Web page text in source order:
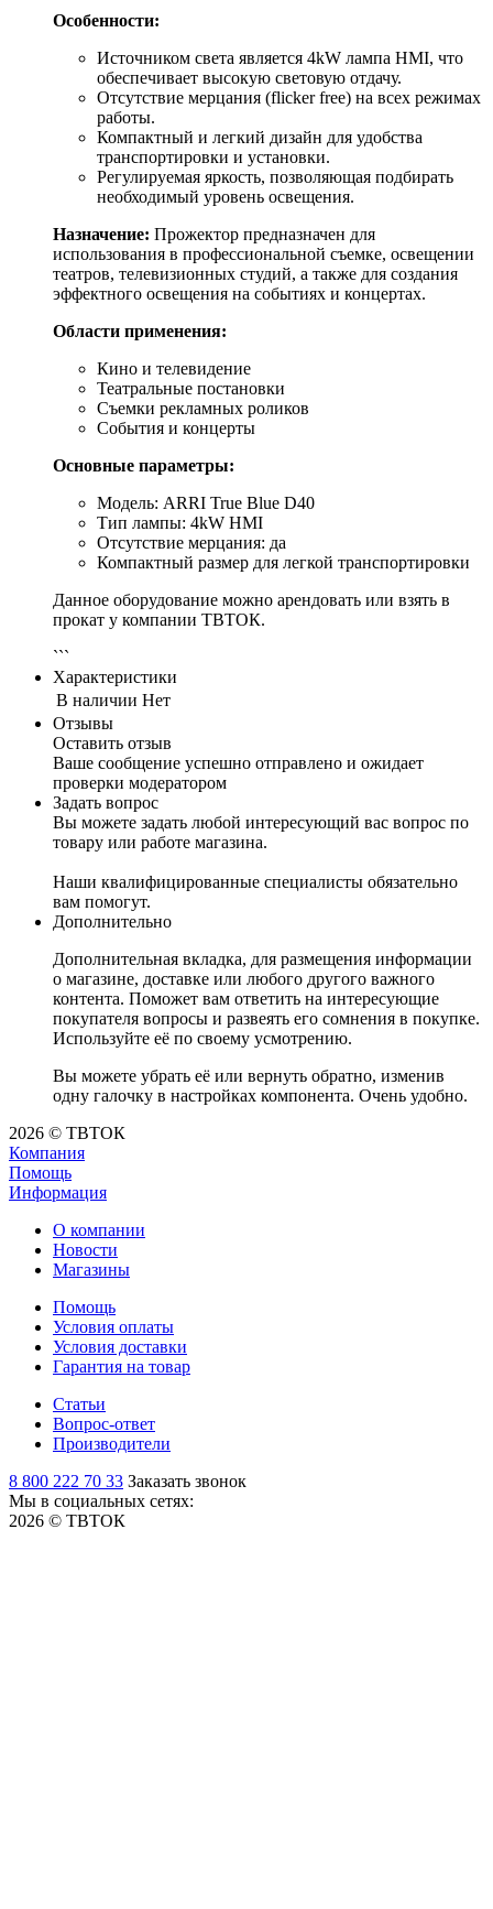
Особенности:
Источником света является 4kW лампа HMI, что
обеспечивает высокую световую отдачу.
Отсутствие мерцания (flicker free) на всех режимах
работы.
Компактный и легкий дизайн для удобства
транспортировки и установки.
Регулируемая яркость, позволяющая подбирать
необходимый уровень освещения.
Назначение: Прожектор предназначен для
использования в профессиональной съемке, освещении
театров, телевизионных студий, а также для создания
эффектного освещения на событиях и концертах.
Области применения:
Кино и телевидение
Театральные постановки
Съемки рекламных роликов
События и концерты
Основные параметры:
Модель: ARRI True Blue D40
Тип лампы: 4kW HMI
Отсутствие мерцания: да
Компактный размер для легкой транспортировки
Данное оборудование можно арендовать или взять в
прокат у компании ТВТОК.
```
Характеристики
В наличии Нет
Отзывы
Оставить отзыв
Ваше сообщение успешно отправлено и ожидает
проверки модератором
Задать вопрос
Вы можете задать любой интересующий вас вопрос по
товару или работе магазина.
Наши квалифицированные специалисты обязательно
вам помогут.
Дополнительно
Дополнительная вкладка, для размещения информации
о магазине, доставке или любого другого важного
контента. Поможет вам ответить на интересующие
покупателя вопросы и развеять его сомнения в покупке.
Используйте её по своему усмотрению.
Вы можете убрать её или вернуть обратно, изменив
одну галочку в настройках компонента. Очень удобно.
2026 © ТВТОК
Компания
Помощь
Информация
О компании
Новости
Магазины
Помощь
Условия оплаты
Условия доставки
Гарантия на товар
Статьи
Вопрос-ответ
Производители
8 800 222 70 33 Заказать звонок
Мы в социальных сетях:
2026 © ТВТОК